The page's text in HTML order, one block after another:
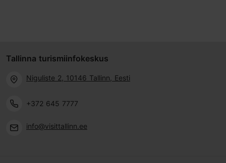
Tallinna turismiinfokeskus
Niguliste 2, 10146 Tallinn, Eesti
+372 645 7777
info@visittallinn.ee